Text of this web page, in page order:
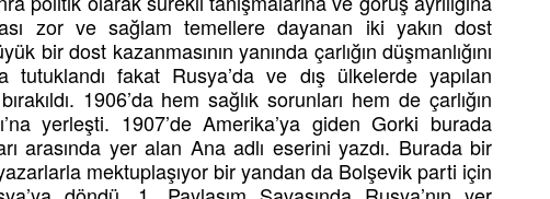
zor ve sağlam temellere dayanan iki yakın dost
bir dost kazanmasının yanında çarlığın düşmanlığını
tutuklandı fakat Rusya’da ve dış ülkelerde yapılan
1906’da hem sağlık sorunları hem de çarlığın
yerleşti. 1907’de Amerika’ya giden Gorki burada
arasında yer alan Ana adlı eserini yazdı. Burada bir
mektuplaşıyor bir yandan da Bolşevik parti için